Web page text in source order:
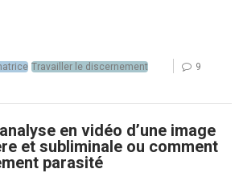
Travailler le discernement
9
en vidéo d’une image
et subliminale ou comment
parasité